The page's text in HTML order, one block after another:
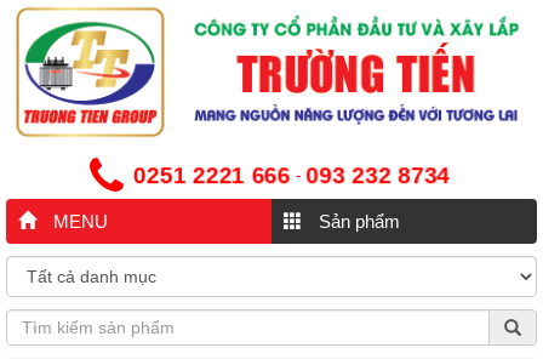
0251 2221 666 -093 232 8734
MENU Sản phẩm